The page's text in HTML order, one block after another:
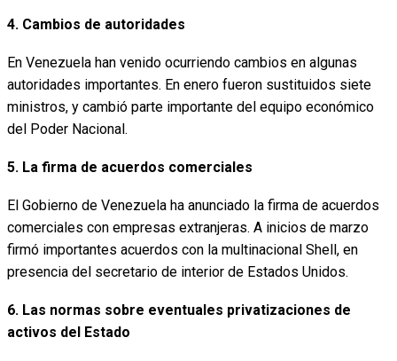
4. Cambios de autoridades
En Venezuela han venido ocurriendo cambios en algunas
autoridades importantes. En enero fueron sustituidos siete
ministros, y cambió parte importante del equipo económico
del Poder Nacional.
5. La firma de acuerdos comerciales
El Gobierno de Venezuela ha anunciado la firma de acuerdos
comerciales con empresas extranjeras. A inicios de marzo
firmó importantes acuerdos con la multinacional Shell, en
presencia del secretario de interior de Estados Unidos.
6. Las normas sobre eventuales privatizaciones de
activos del Estado